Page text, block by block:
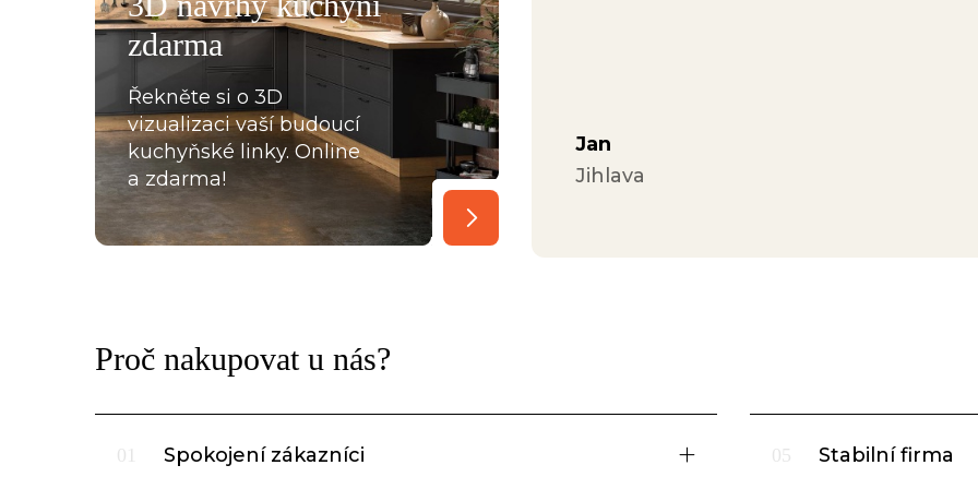
zdarma
Řekněte si o 3D
vizualizaci vaší budoucí
kuchyňské linky. Online
a zdarma!
s každou překážkou, která na ně ať už ze strany
křivých zdí apod., vykoukla. Nakonec při předání
Jan
Jihlava
Proč nakupovat u nás?
01 Spokojení zákazníci 05 Stabilní firma